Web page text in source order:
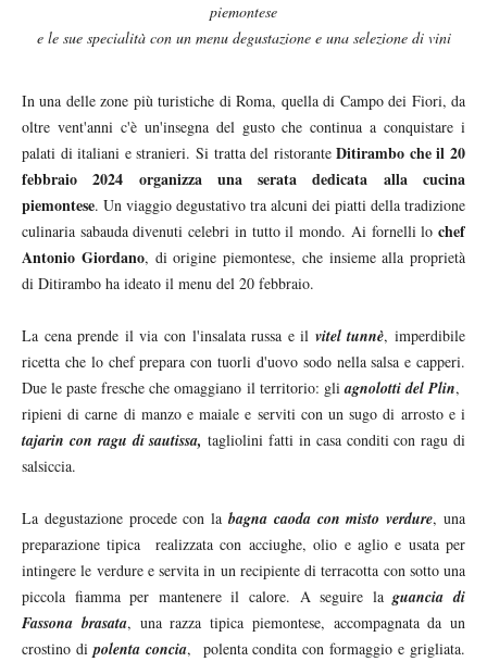
piemontese
e le sue specialità con un menu degustazione e una selezione di vini
In una delle zone più turistiche di Roma, quella di Campo dei Fiori, da
oltre vent'anni c'è un'insegna del gusto che continua a conquistare i
palati di italiani e stranieri. Si tratta del ristoranteDitirambo che il 20
febbraio 2024 organizza una serata dedicata alla cucina
piemontese. Un viaggio degustativo tra alcuni dei piatti della tradizione
culinaria sabauda divenuti celebri in tutto il mondo. Ai fornelli lo chef
Antonio Giordano, di origine piemontese, che insieme alla proprietà
di Ditirambo ha ideato il menu del 20 febbraio.
La cena prende il via con l'insalata russa e il vitel tunnè, imperdibile
ricetta che lo chef prepara con tuorli d'uovo sodo nella salsa e capperi.
Due le paste fresche che omaggiano il territorio: gliagnolotti del Plin,
ripieni di carne di manzo e maiale e serviti con un sugo di arrosto e i
tajarin con ragu di sautissa,tagliolini fatti in casa conditi con ragu di
salsiccia.
La degustazione procede con la bagna caoda con misto verdure, una
preparazione tipica realizzata con acciughe, olio e aglio e usata per
intingere le verdure e servita in un recipiente di terracotta con sotto una
piccola fiamma per mantenere il calore. A seguire laguancia di
Fassona brasata, una razza tipica piemontese, accompagnata da un
crostino dipolenta concia, polenta condita con formaggio e grigliata.